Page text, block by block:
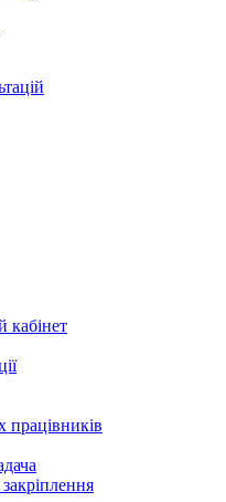
кабінет
працівників